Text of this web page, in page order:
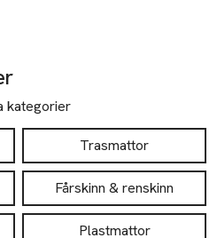
kategorier
Trasmattor
Fårskinn & renskinn
Plastmattor